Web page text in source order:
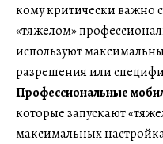
кому критически важно
«тяжелом»
используют
разрешения или
Профессиональные
которые запускают
максимальных